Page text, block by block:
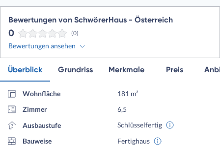
Bewertungen von SchwörerHaus - Österreich
0 (0)
Bewertungen ansehen
Überblick Grundriss Merkmale Preis
Wohnfläche
181 m²
Zimmer
6,5
Ausbaustufe
Schlüsselfertig
Bauweise
Fertighaus